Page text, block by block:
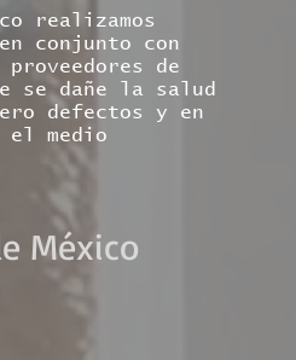
realizamos
conjunto con
de
se dañe la salud
defectos y en
medio
México​